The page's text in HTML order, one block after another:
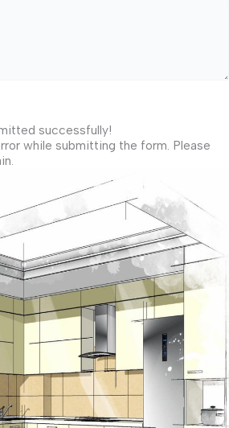
successfully!
while submitting the form. Please